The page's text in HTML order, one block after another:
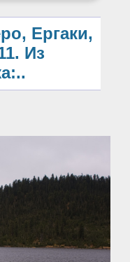
Ергаки,
Из